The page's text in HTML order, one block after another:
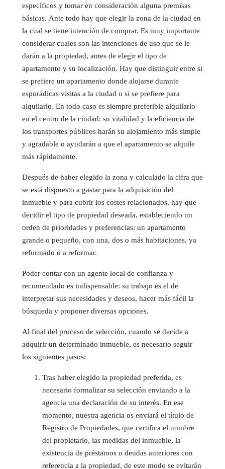
específicos y tomar en consideración alguna premisas
básicas. Ante todo hay que elegir la zona de la ciudad en
la cual se tiene intención de comprar. Es muy importante
considerar cuales son las intenciones de uso que se le
darán a la propiedad, antes de elegir el tipo de
apartamento y su localización. Hay que distinguir entre si
se prefiere un apartamento donde alojarse durante
esporádicas visitas a la ciudad o si se prefiere para
alquilarlo. En todo caso es siempre preferible alquilarlo
en el centro de la ciudad: su vitalidad y la eficiencia de
los transportes públicos harán su alojamiento más simple
y agradable o ayudarán a que el apartamento se alquile
más rápidamente.
Después de haber elegido la zona y calculado la cifra que
se está dispuesto a gastar para la adquisición del
inmueble y para cubrir los costes relacionados, hay que
decidir el tipo de propiedad deseada, estableciendo un
orden de prioridades y preferencias: un apartamento
grande o pequeño, con una, dos o más habitaciones, ya
reformado o a reformar.
Poder contar con un agente local de confianza y
recomendado es indispensable: su trabajo es el de
interpretar sus necesidades y deseos, hacer más fácil la
búsqueda y proponer diversas opciones.
Al final del proceso de selección, cuando se decide a
adquirir un determinado inmueble, es necesario seguir
los siguientes pasos:
Tras haber elegido la propiedad preferida, es
necesario formalizar su selección enviando a la
agencia una declaración de su interés. En ese
momento, nuestra agencia os enviará el título de
Registro de Propiedades, que certifica el nombre
del propietario, las medidas del inmueble, la
existencia de préstamos o deudas anteriores con
referencia a la propiedad, de este modo se evitarán